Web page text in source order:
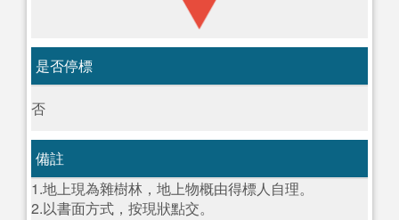
是否停標
否
備註
1.地上現為雜樹林，地上物概由得標人自理。
2.以書面方式，按現狀點交。